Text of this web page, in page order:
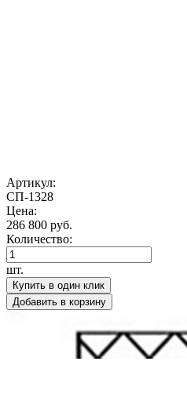
Артикул:
СП-1328
Цена:
286 800 руб.
Количество:
шт.
Купить в один клик
Добавить в корзину